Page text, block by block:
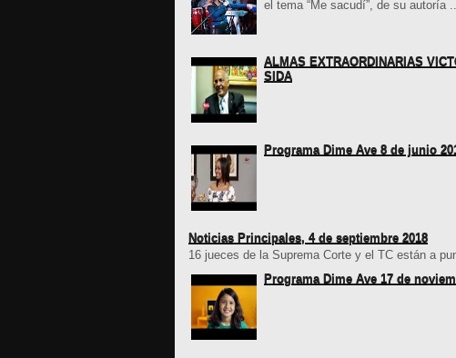
el tema “Me sacudí”, de su autoría ...
ALMAS EXTRAORDINARIAS
SIDA
Programa Dime Ave 8 de junio
Noticias Principales, 4 de septiembre 2018
16 jueces de la Suprema Corte y el TC están a
Programa Dime Ave 17 de